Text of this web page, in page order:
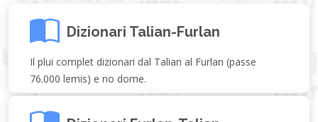
Dizionari Talian-Furlan
Il plui complet dizionari dal Talian al Furlan (passe
76.000 lemis) e no dome.